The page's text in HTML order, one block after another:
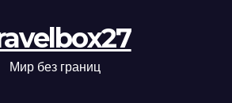
Мир без границ